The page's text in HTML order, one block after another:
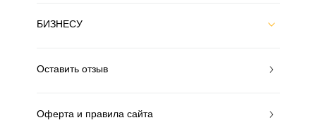
БИЗНЕСУ
Оставить отзыв
Оферта и правила сайта